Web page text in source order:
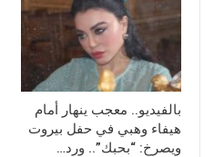
بالفيديو.. معجب ينهار أمام
هيفاء وهبي في حفل بيروت
ويصرخ: “بحبك”.. ورد…